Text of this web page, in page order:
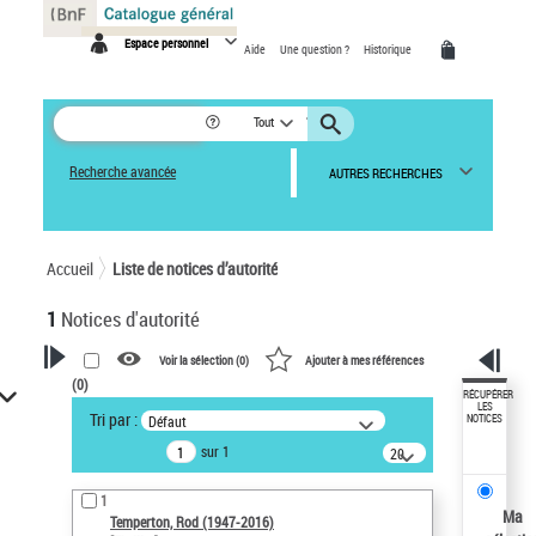
Espace personnel Aide Une question ? Historique
Tout
Recherche avancée AUTRES RECHERCHES
Accueil Liste de notices d’autorité
1 Notices d'autorité
VOTRE RECHERCHE
Recherche avancée dans les
notices d’autorité
Œuvres liées à l'auteur :
Temperton, Rod (1947-2016)
Voir la sélection (0) Ajouter à mes références
(0)
Tri par : Défaut
sur 1
20
résultats/page
1
Temperton, Rod (1947-2016)
RÉCUPÉRER
LES
NOTICES
Ma
Panneau de gestion des cookies